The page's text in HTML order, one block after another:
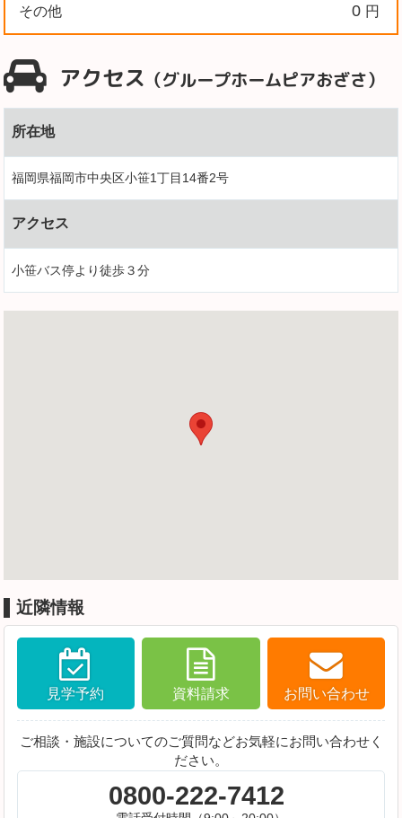
その他 0 円
アクセス （グループホームピアおざさ）
所在地
福岡県福岡市中央区小笹1丁目14番2号
アクセス
小笹バス停より徒歩３分
近隣情報
見学予約 資料請求 お問い合わせ
ご相談・施設についてのご質問などお気軽にお問い合わせく
ださい。
0800-222-7412